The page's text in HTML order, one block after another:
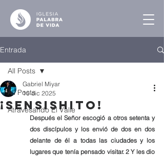
Entrada
All Posts
Atravesando El Valle
All Posts
¡Sensishito!
Gabriel Miyar
10 dic 2025
Después el Señor escogió a otros setenta y
dos discípulos y los envió de dos en dos
delante de él a todas las ciudades y los
lugares que tenía pensado visitar. 2 Y les dio